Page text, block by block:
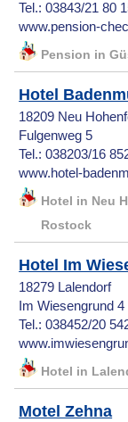
Tel.: 03843/21 80
www.pension-
Pension in
Hotel
18209 Neu
Fulgenweg 5
Tel.: 038203/16
www.hotel-
Hotel in Neu
Rostock
Hotel Im
18279 Lalendorf
Im Wiesengrund 4
Tel.: 038452/20
Hotel in
Motel Zehna